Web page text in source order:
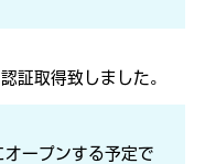
取得致しました。
ープンする予定で